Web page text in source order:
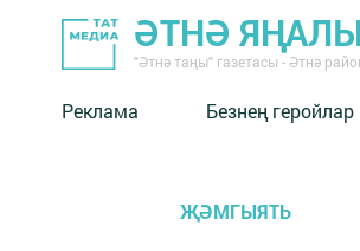
ӘТНӘ
"Әтнә таңы" газетасы - Әтнә
Реклама Безнең геройлар
ҖӘМГЫЯТЬ